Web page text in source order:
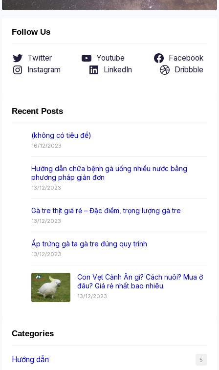
Follow Us
Twitter Youtube
Facebook
Instagram
LinkedIn Dribbble
Recent Posts
(không có tiêu đề)
16/12/2023
Hướng dẫn chữa bệnh gà uống nhiều nước bằng
phương pháp giản đơn
13/12/2023
Gà tre thịt giá rẻ – Đặc điểm, trọng lượng gà tre
13/12/2023
Ấp trứng gà ta gà tre đúng quy trình
13/12/2023
Con Vẹt Cảnh Ăn gì? Cách nuôi? Mua ở
đâu? Giá rẻ nhất bao nhiêu
13/12/2023
Categories
Hướng dẫn 5